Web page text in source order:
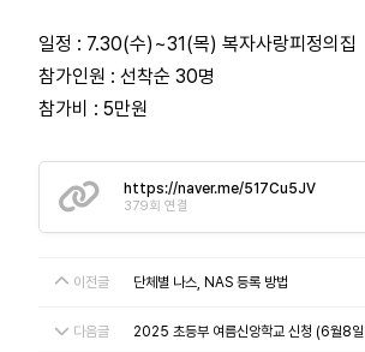
일정 : 7.30(수)~31(목) 복자사랑피정의집
참가인원 : 선착순 30명
참가비 : 5만원
https://naver.me/517Cu5JV
379회 연결
이전글 단체별 나스, NAS 등록 방법
다음글 2025 초등부 여름신앙학교 신청 (6월8